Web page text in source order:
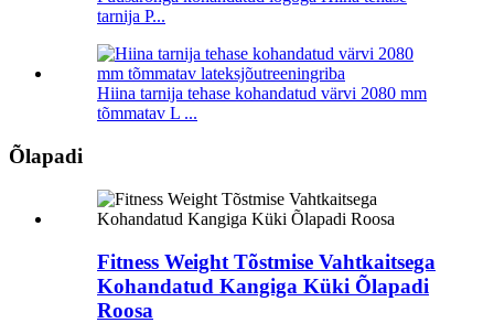
tarnija P...
Hiina tarnija tehase kohandatud värvi 2080 mm
tõmmatav L ...
Õlapadi
Fitness Weight Tõstmise Vahtkaitsega
Kohandatud Kangiga Küki Õlapadi
Roosa